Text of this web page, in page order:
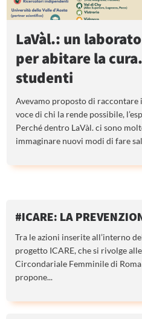
LaVàl.: un
per abitare la
studenti
Avevamo proposto di raccontare
voce di chi la rende possibile,
Perché dentro LaVàl. ci sono
immaginare nuovi modi di fare
#ICARE: LA
Tra le azioni inserite all’interno
progetto ICARE, che si rivolge
Circondariale Femminile di
propone...